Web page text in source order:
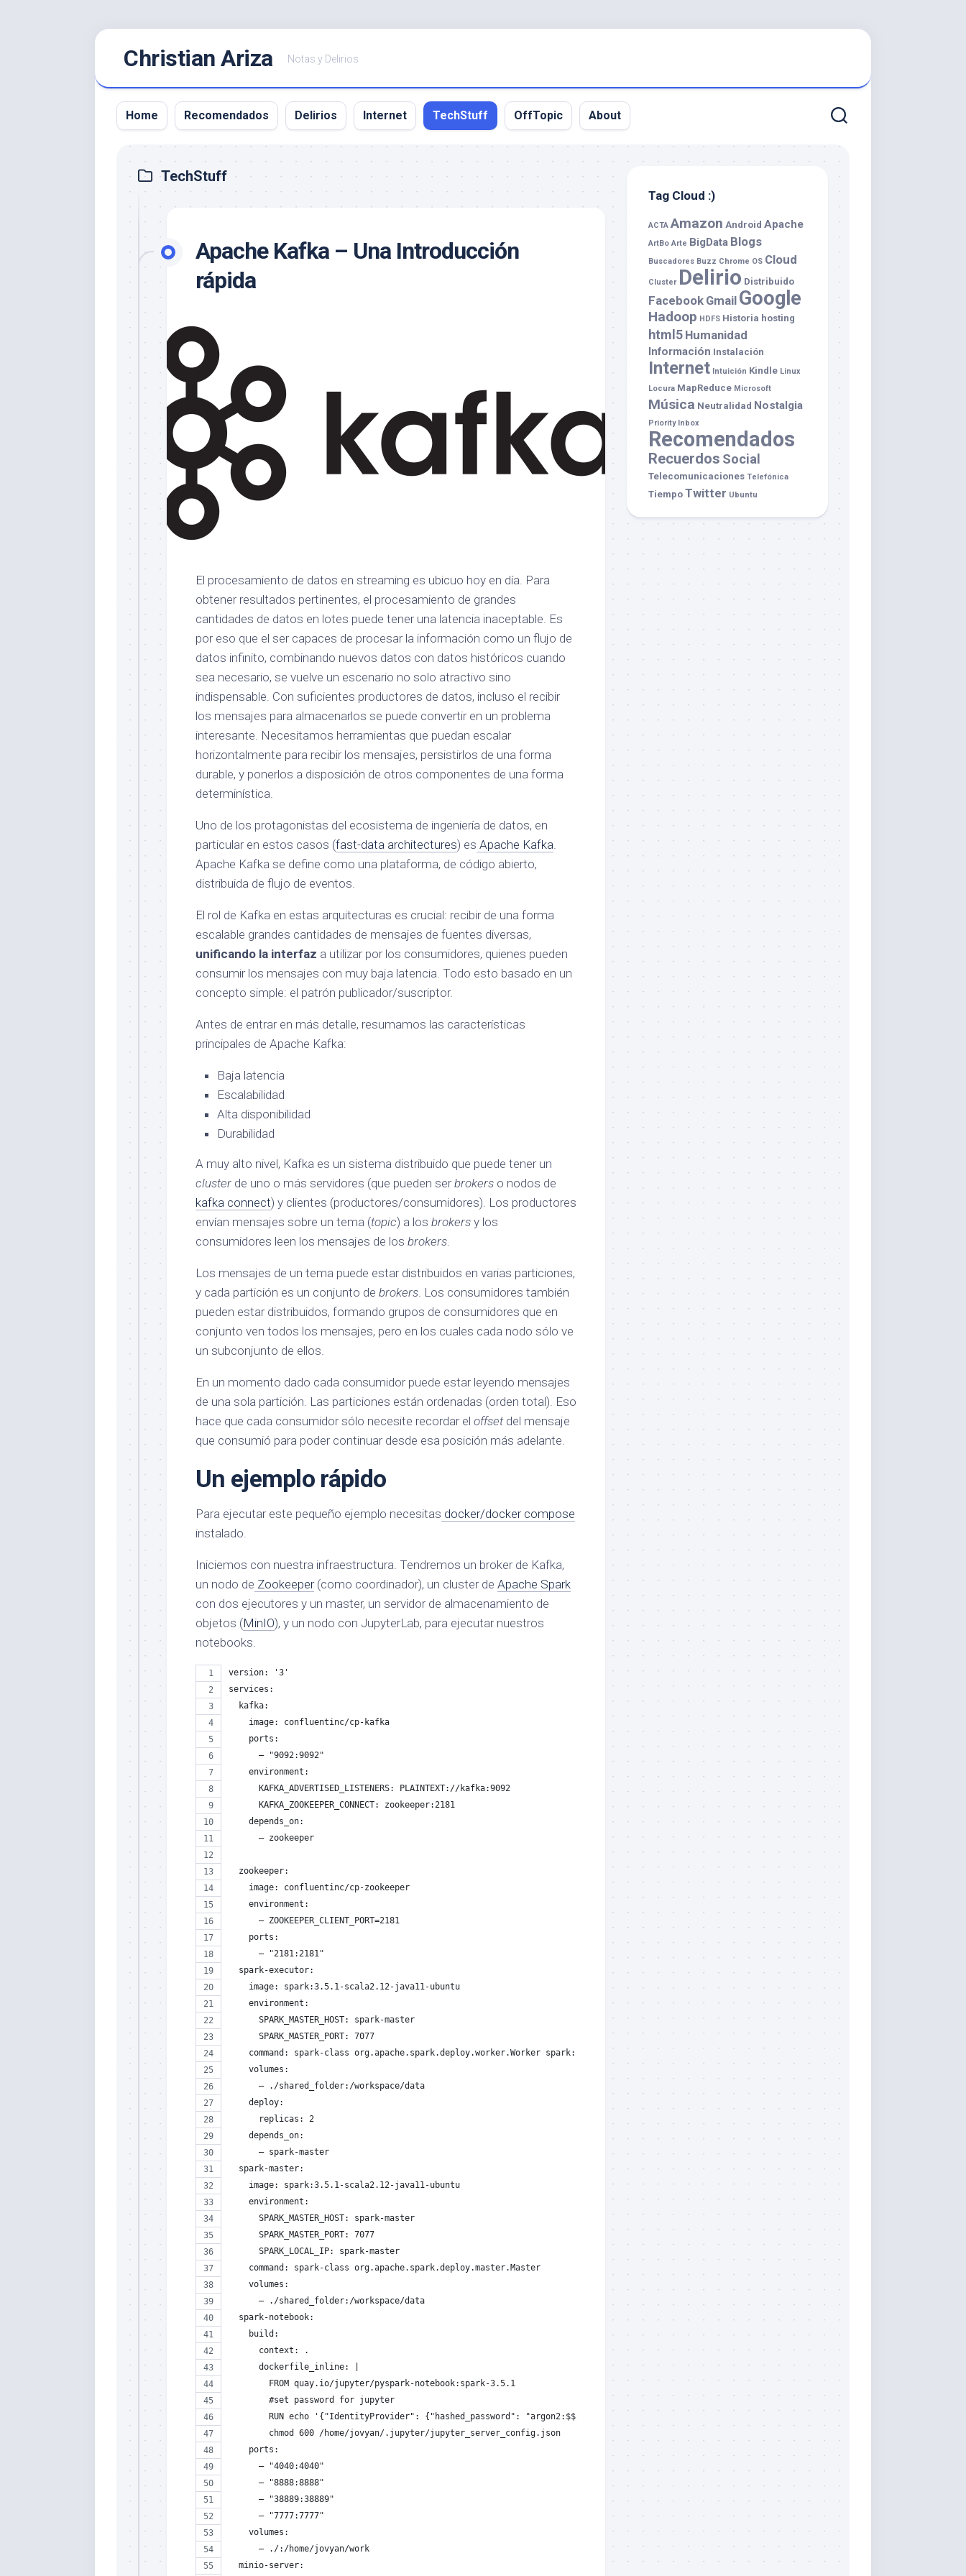
Christian Ariza Notas y Delirios
Home Recomendados Delirios Internet TechStuff OffTopic About
TechStuff
Apache Kafka – Una Introducción
rápida
El procesamiento de datos en streaming es ubicuo hoy en día. Para
obtener resultados pertinentes, el procesamiento de grandes
cantidades de datos en lotes puede tener una latencia inaceptable. Es
por eso que el ser capaces de procesar la información como un flujo de
datos infinito, combinando nuevos datos con datos históricos cuando
sea necesario, se vuelve un escenario no solo atractivo sino
indispensable. Con suficientes productores de datos, incluso el recibir
los mensajes para almacenarlos se puede convertir en un problema
interesante. Necesitamos herramientas que puedan escalar
horizontalmente para recibir los mensajes, persistirlos de una forma
durable, y ponerlos a disposición de otros componentes de una forma
determinística.
Uno de los protagonistas del ecosistema de ingeniería de datos, en
particular en estos casos (fast-data architectures) es Apache Kafka.
Apache Kafka se define como una plataforma, de código abierto,
distribuida de flujo de eventos.
El rol de Kafka en estas arquitecturas es crucial: recibir de una forma
escalable grandes cantidades de mensajes de fuentes diversas,
unificando la interfaz a utilizar por los consumidores, quienes pueden
consumir los mensajes con muy baja latencia. Todo esto basado en un
concepto simple: el patrón publicador/suscriptor.
Antes de entrar en más detalle, resumamos las características
principales de Apache Kafka:
Baja latencia
Escalabilidad
Alta disponibilidad
Durabilidad
A muy alto nivel, Kafka es un sistema distribuido que puede tener un
cluster de uno o más servidores (que pueden serbrokers o nodos de
kafka connect) y clientes (productores/consumidores). Los productores
envían mensajes sobre un tema (topic) a los brokers y los
consumidores leen los mensajes de los brokers.
Los mensajes de un tema puede estar distribuidos en varias particiones,
y cada partición es un conjunto de brokers. Los consumidores también
pueden estar distribuidos, formando grupos de consumidores que en
conjunto ven todos los mensajes, pero en los cuales cada nodo sólo ve
un subconjunto de ellos.
En un momento dado cada consumidor puede estar leyendo mensajes
de una sola partición. Las particiones están ordenadas (orden total). Eso
hace que cada consumidor sólo necesite recordar el offset del mensaje
que consumió para poder continuar desde esa posición más adelante.
Un ejemplo rápido
Para ejecutar este pequeño ejemplo necesitas docker/docker compose
instalado.
Iniciemos con nuestra infraestructura. Tendremos un broker de Kafka,
un nodo de Zookeeper(como coordinador), un cluster de Apache Spark
con dos ejecutores y un master, un servidor de almacenamiento de
objetos (MinIO), y un nodo con JupyterLab, para ejecutar nuestros
notebooks.
version: '3'
services:
  kafka:
    image: confluentinc/cp-kafka
    ports:
      – "9092:9092"
    environment:
      KAFKA_ADVERTISED_LISTENERS: PLAINTEXT://kafka:9092
      KAFKA_ZOOKEEPER_CONNECT: zookeeper:2181
    depends_on:
      – zookeeper
  zookeeper:
    image: confluentinc/cp-zookeeper
    environment:
      – ZOOKEEPER_CLIENT_PORT=2181
    ports:
      – "2181:2181"
  spark-executor:
    image: spark:3.5.1-scala2.12-java11-ubuntu
    environment:
      SPARK_MASTER_HOST: spark-master
      SPARK_MASTER_PORT: 7077
    command: spark-class org.apache.spark.deploy.worker.Worker spark://spark-master:7077
    volumes:
      – ./shared_folder:/workspace/data
    deploy:
      replicas: 2
    depends_on:
      – spark-master
  spark-master:
    image: spark:3.5.1-scala2.12-java11-ubuntu
    environment:
      SPARK_MASTER_HOST: spark-master
      SPARK_MASTER_PORT: 7077
      SPARK_LOCAL_IP: spark-master
    command: spark-class org.apache.spark.deploy.master.Master
    volumes:
      – ./shared_folder:/workspace/data
  spark-notebook:
    build:
      context: .
      dockerfile_inline: |
        FROM quay.io/jupyter/pyspark-notebook:spark-3.5.1
        #set password for jupyter
RUN echo '{"IdentityProvider": {"hashed_password": "argon2:$$argon2id$$v=19$$m=10240,t=10,p=8$$zUYc32oQmbROa0YxSdntdw$$5hOMyxMMdml9/
        chmod 600 /home/jovyan/.jupyter/jupyter_server_config.json
    ports:
      – "4040:4040"
      – "8888:8888"
      – "38889:38889"
      – "7777:7777"
    volumes:
      – ./:/home/jovyan/work
  minio-server:
Tag Cloud :)
ACTA Amazon Android Apache
ArtBo Arte BigData Blogs
Buscadores Buzz Chrome OS Cloud
Cluster Delirio Distribuido
Facebook Gmail Google
Hadoop HDFS Historia hosting
html5 Humanidad
Información Instalación
Internet Intuición Kindle Linux
Locura MapReduce Microsoft
Música Neutralidad Nostalgia
Priority Inbox
Recomendados
Recuerdos Social
Telecomunicaciones Telefónica
Tiempo Twitter Ubuntu